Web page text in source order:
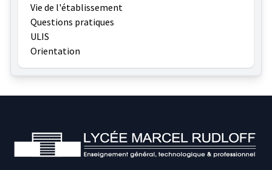
Vie de l'établissement
Questions pratiques
ULIS
Orientation